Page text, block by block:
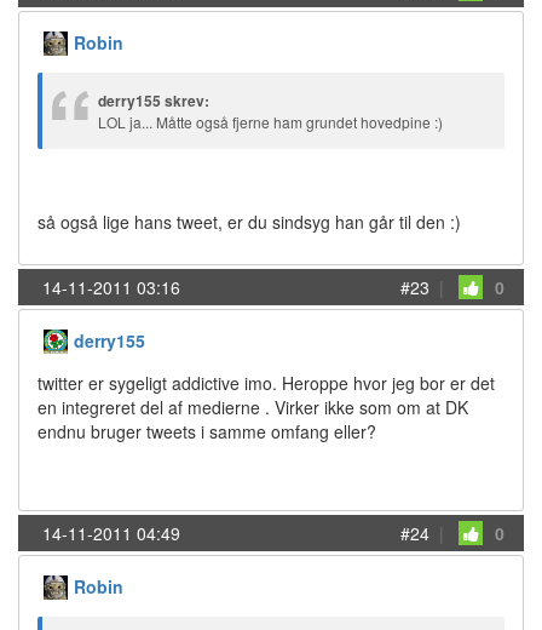
Robin
derry155 skrev:
LOL ja... Måtte også fjerne ham grundet hovedpine :)
så også lige hans tweet, er du sindsyg han går til den :)
14-11-2011 03:16 #23 | 0
derry155
twitter er sygeligt addictive imo. Heroppe hvor jeg bor er det
en integreret del af medierne . Virker ikke som om at DK
endnu bruger tweets i samme omfang eller?
14-11-2011 04:49 #24 | 0
Robin